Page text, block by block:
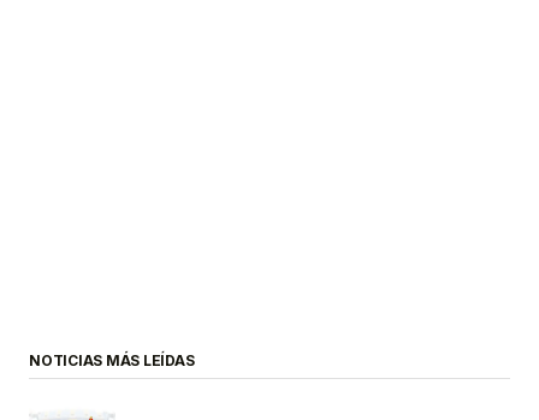
NOTICIAS MÁS LEÍDAS